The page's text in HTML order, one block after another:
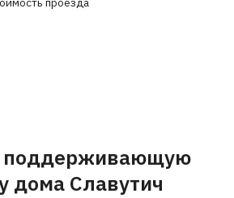
поддерживающую
дома Славутич